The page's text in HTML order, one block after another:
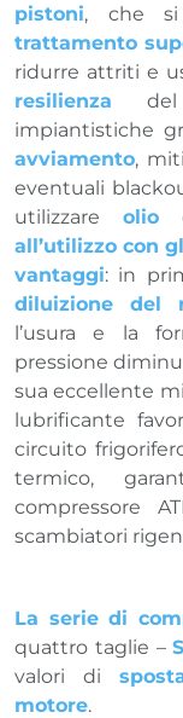
pistoni, che si
trattamento
ridurre attriti e
resilienza del
impiantistiche
avviamento,
eventuali
utilizzare olio
all’utilizzo con
vantaggi: in
diluizione del
l’usura e la
pressione
sua eccellente
lubrificante
circuito
termico,
compressore
scambiatori
La serie di
quattro taglie –
valori di
motore.